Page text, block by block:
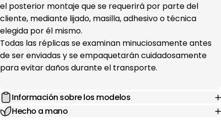
el posterior montaje que se requerirá por parte del
cliente, mediante lijado, masilla, adhesivo o técnica
elegida por él mismo.
Todas las réplicas se examinan minuciosamente antes
de ser enviadas y se empaquetarán cuidadosamente
para evitar daños durante el transporte.
Información sobre los modelos
Hecho a mano